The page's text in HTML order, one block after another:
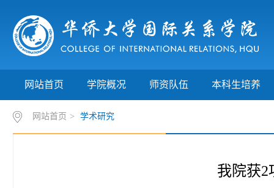
网站首页 学院概况 师资队伍 本科生培养
网站首页 > 学术研究
我院获2